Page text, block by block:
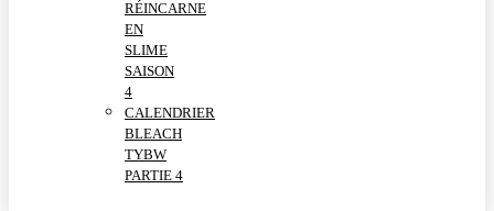
RÉINCARNE
EN
SLIME
SAISON
4
CALENDRIER
BLEACH
TYBW
PARTIE 4